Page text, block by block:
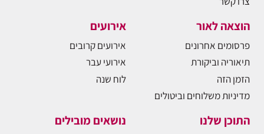
הוצאה לאור
פרסומים אחרונים
תיאוריה וביקורת
הזמן הזה
מדיניות משלוחים וביטולים
אירועים
אירועים קרובים
אירועי עבר
לוח שנה
התוכן שלנו נושאים מובילים